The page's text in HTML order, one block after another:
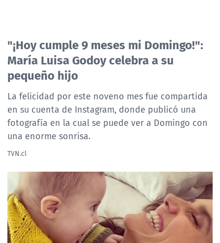
"¡Hoy cumple 9 meses mi Domingo!":
María Luisa Godoy celebra a su
pequeño hijo
La felicidad por este noveno mes fue compartida
en su cuenta de Instagram, donde publicó una
fotografía en la cual se puede ver a Domingo con
una enorme sonrisa.
TVN.cl